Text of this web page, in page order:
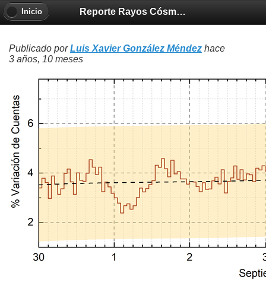
Reporte Rayos Cósmicos 2022-10-06
Inicio
Publicado porLuis Xavier González Méndez hace
3 años, 10 meses